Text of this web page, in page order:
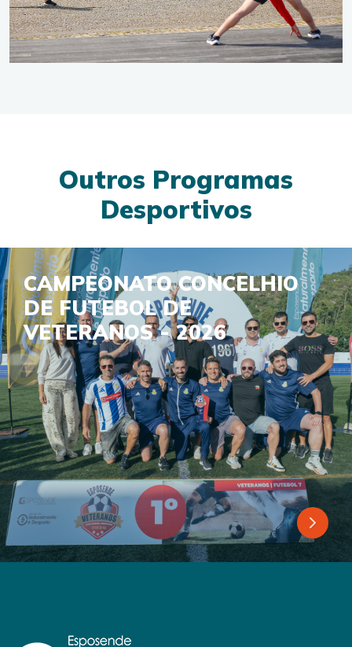
Outros Programas
Desportivos
CAMPEONATO CONCELHIO
DE FUTEBOL DE
VETERANOS - 2026